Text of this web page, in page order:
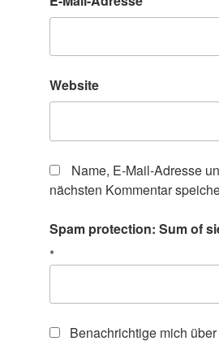
Website
Name, E-Mail-Adresse
nächsten Kommentar
Spam protection: Sum of
*
Benachrichtige mich